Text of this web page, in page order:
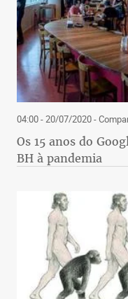
04:00 - 20/07/2020-
Os 15 anos do
BH à pandemia